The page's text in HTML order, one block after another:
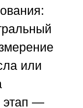
или
—